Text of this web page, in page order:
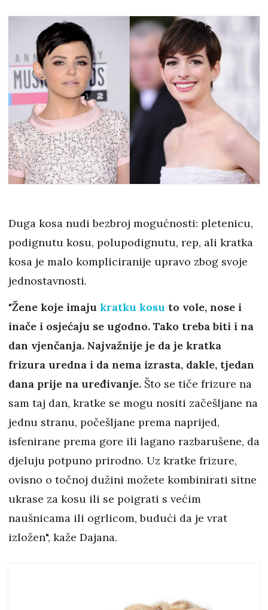
Duga kosa nudi bezbroj mogućnosti: pletenicu,
podignutu kosu, polupodignutu, rep, ali kratka
kosa je malo kompliciranije upravo zbog svoje
jednostavnosti.
"Žene koje imaju kratku kosu to vole, nose i
inače i osjećaju se ugodno. Tako treba biti i na
dan vjenčanja. Najvažnije je da je kratka
frizura uredna i da nema izrasta, dakle, tjedan
dana prije na uređivanje. Što se tiče frizure na
sam taj dan, kratke se mogu nositi začešljane na
jednu stranu, počešljane prema naprijed,
isfenirane prema gore ili lagano razbarušene, da
djeluju potpuno prirodno. Uz kratke frizure,
ovisno o točnoj dužini možete kombinirati sitne
ukrase za kosu ili se poigrati s većim
naušnicama ili ogrlicom, budući da je vrat
izložen", kaže Dajana.